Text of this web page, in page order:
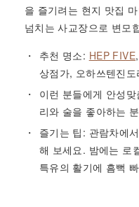
을 즐기려는 현지 맛집
넘치는 사교장으로 변모
추천 명소: HEP FIVE
상점가, 오하쓰텐진
이런 분들에게 안성
리와 술을 좋아하는 분
즐기는 팁: 관람차에
해 보세요. 밤에는 로
특유의 활기에 흠뻑